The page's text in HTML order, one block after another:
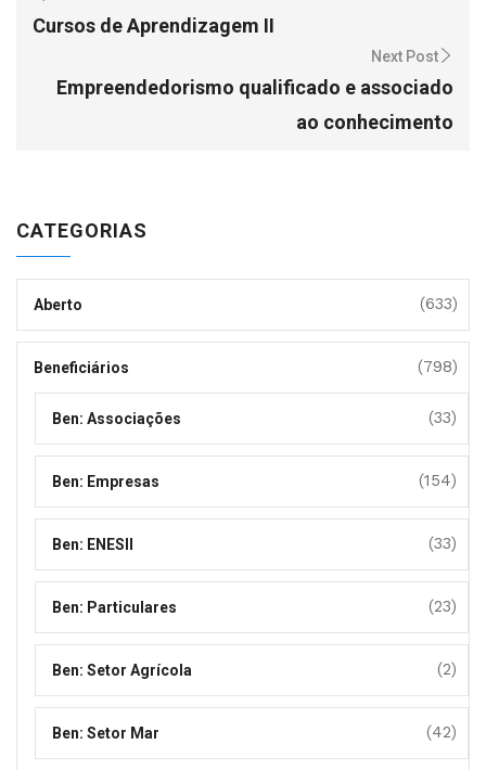
Cursos de Aprendizagem II
Next Post
Empreendedorismo qualificado e associado
ao conhecimento
CATEGORIAS
Aberto (633)
Beneficiários (798)
Ben: Associações (33)
Ben: Empresas (154)
Ben: ENESII (33)
Ben: Particulares (23)
Ben: Setor Agrícola (2)
Ben: Setor Mar (42)